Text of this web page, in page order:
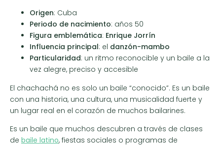
Origen: Cuba
Periodo de nacimiento: años 50
Figura emblemática: Enrique Jorrín
Influencia principal: el danzón-mambo
Particularidad: un ritmo reconocible y un baile a la
vez alegre, preciso y accesible
El chachachá no es solo un baile “conocido”. Es un baile
con una historia, una cultura, una musicalidad fuerte y
un lugar real en el corazón de muchos bailarines.
Es un baile que muchos descubren a través de clases
de baile latino, fiestas sociales o programas de